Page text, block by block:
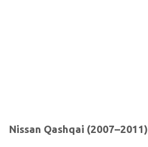
Nissan Qashqai (2007–2011)